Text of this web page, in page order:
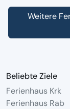
Weitere
Beliebte Ziele
Ferienhaus Krk
Ferienhaus Rab